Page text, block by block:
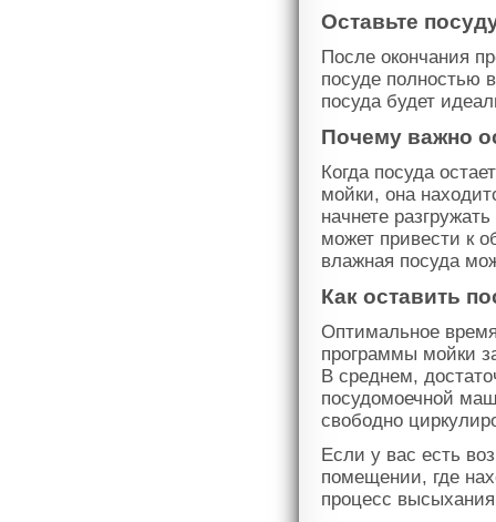
Оставьте
После окончания
посуде полностью
посуда будет
Почему важно
Когда посуда
мойки, она
начнете
может привести к
влажная посуда
Как оставить
Оптимальное
программы мойки
В среднем,
посудомоечной
свободно
Если у вас есть
помещении, где
процесс